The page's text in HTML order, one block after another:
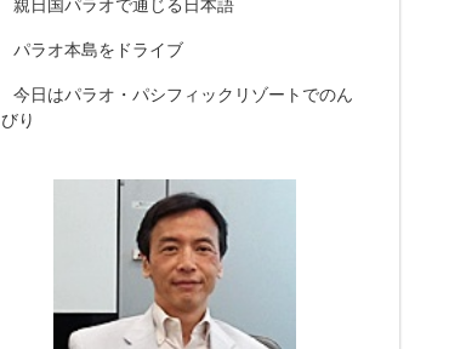
親日国パラオで通じる日本語
パラオ本島をドライブ
今日はパラオ・パシフィックリゾートでのん
びり